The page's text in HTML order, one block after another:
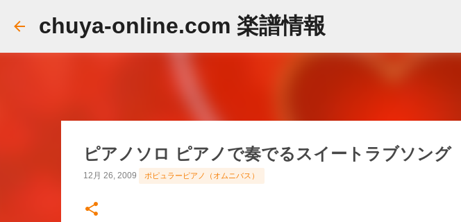
chuya-online.com 楽譜情報
ピアノソロ ピアノで奏でるスイートラブソング
12月 26, 2009 ポピュラーピアノ（オムニバス）